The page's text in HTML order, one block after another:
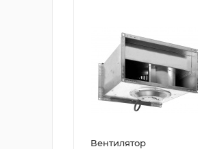
Вентилятор